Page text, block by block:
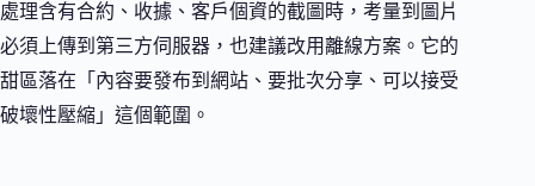
處理含有合約、收據、客戶個資的截圖時，考量到圖片
必須上傳到第三方伺服器，也建議改用離線方案。它的
甜區落在「內容要發布到網站、要批次分享、可以接受
破壞性壓縮」這個範圍。